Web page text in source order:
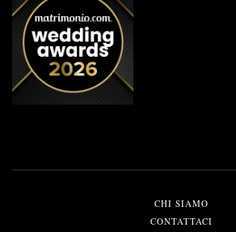
CHI SIAMO
CONTATTACI